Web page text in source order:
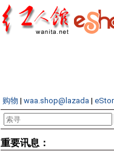
购物 | waa.shop@lazada |
重要讯息：